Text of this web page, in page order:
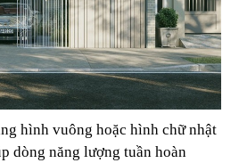
hình vuông hoặc hình chữ nhật
dòng năng lượng tuần hoàn